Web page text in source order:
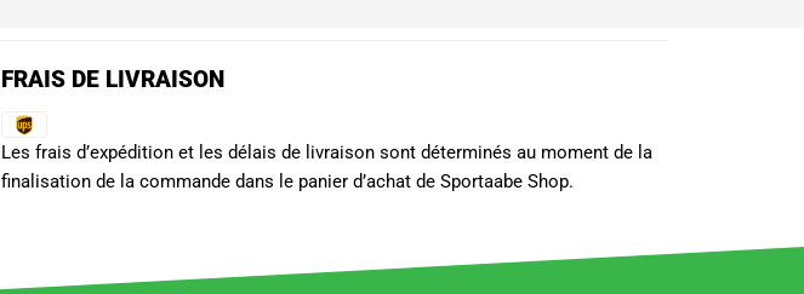
FRAIS DE LIVRAISON
Les frais d’expédition et les délais de livraison sont déterminés au moment de la
finalisation de la commande dans le panier d’achat de Sportaabe Shop.